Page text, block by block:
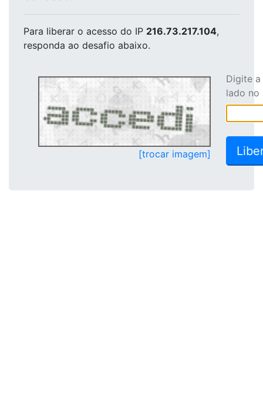
Para liberar o acesso do IP 216.73.217.104,
responda ao desafio abaixo.
[trocar imagem]
Digite
lado no